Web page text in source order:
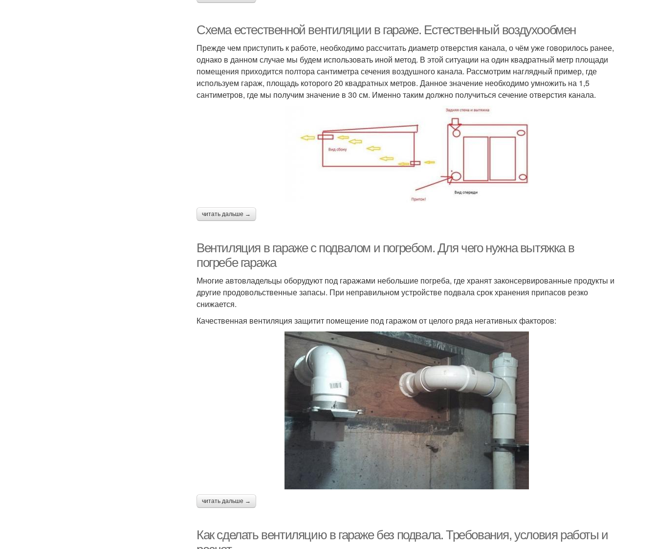
Схема естественной вентиляции в гараже. Естественный воздухообмен
Прежде чем приступить к работе, необходимо рассчитать диаметр отверстия канала, о чём уже говорилось ранее,
однако в данном случае мы будем использовать иной метод. В этой ситуации на один квадратный метр площади
помещения приходится полтора сантиметра сечения воздушного канала. Рассмотрим наглядный пример, где
используем гараж, площадь которого 20 квадратных метров. Данное значение необходимо умножить на 1,5
сантиметров, где мы получим значение в 30 см. Именно таким должно получиться сечение отверстия канала.
читать дальше →
Вентиляция в гараже с подвалом и погребом. Для чего нужна вытяжка в
погребе гаража
Многие автовладельцы оборудуют под гаражами небольшие погреба, где хранят законсервированные продукты и
другие продовольственные запасы. При неправильном устройстве подвала срок хранения припасов резко
снижается.
Качественная вентиляция защитит помещение под гаражом от целого ряда негативных факторов:
читать дальше →
Как сделать вентиляцию в гараже без подвала. Требования, условия работы и